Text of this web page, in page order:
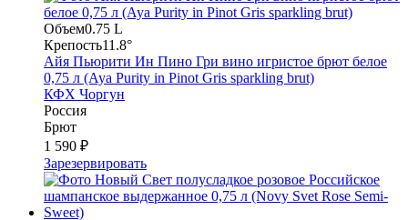
Объем0.75 L
Крепость11.8°
Айя Пьюрити Ин Пино Гри вино игристое брют белое
0,75 л (Aya Purity in Pinot Gris sparkling brut)
КФХ Чоргун
Россия
Брют
1 590 ₽
Зарезервировать